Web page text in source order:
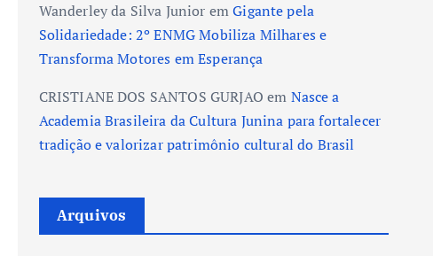
Wanderley da Silva Junior emGigante pela
Solidariedade: 2º ENMG Mobiliza Milhares e
Transforma Motores em Esperança
CRISTIANE DOS SANTOS GURJAO em Nasce a
Academia Brasileira da Cultura Junina para fortalecer
tradição e valorizar patrimônio cultural do Brasil
Arquivos